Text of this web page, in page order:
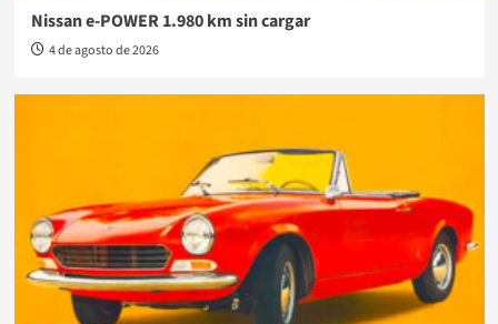
Nissan e-POWER 1.980 km sin cargar
4 de agosto de 2026